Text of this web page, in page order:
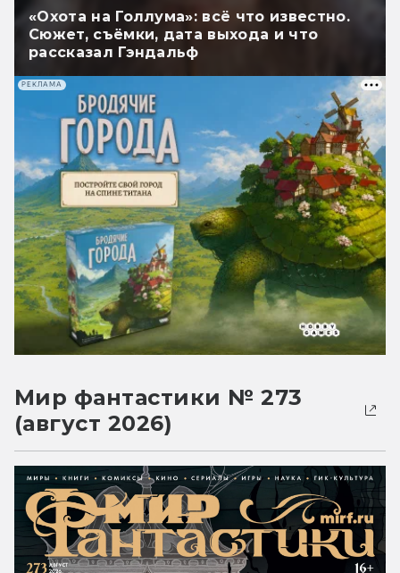
«Охота на Голлума»: всё что известно.
Сюжет, съёмки, дата выхода и что
рассказал Гэндальф
РЕКЛАМА
Мир фантастики № 273
(август 2026)